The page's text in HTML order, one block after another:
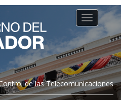
de las Telecomunicaciones
Toggle
navigation